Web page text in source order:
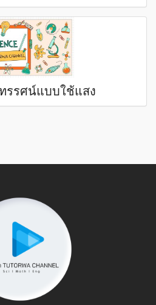
รรศน์แบบใช้แสง